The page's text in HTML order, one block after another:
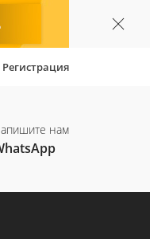
Регистрация
нам